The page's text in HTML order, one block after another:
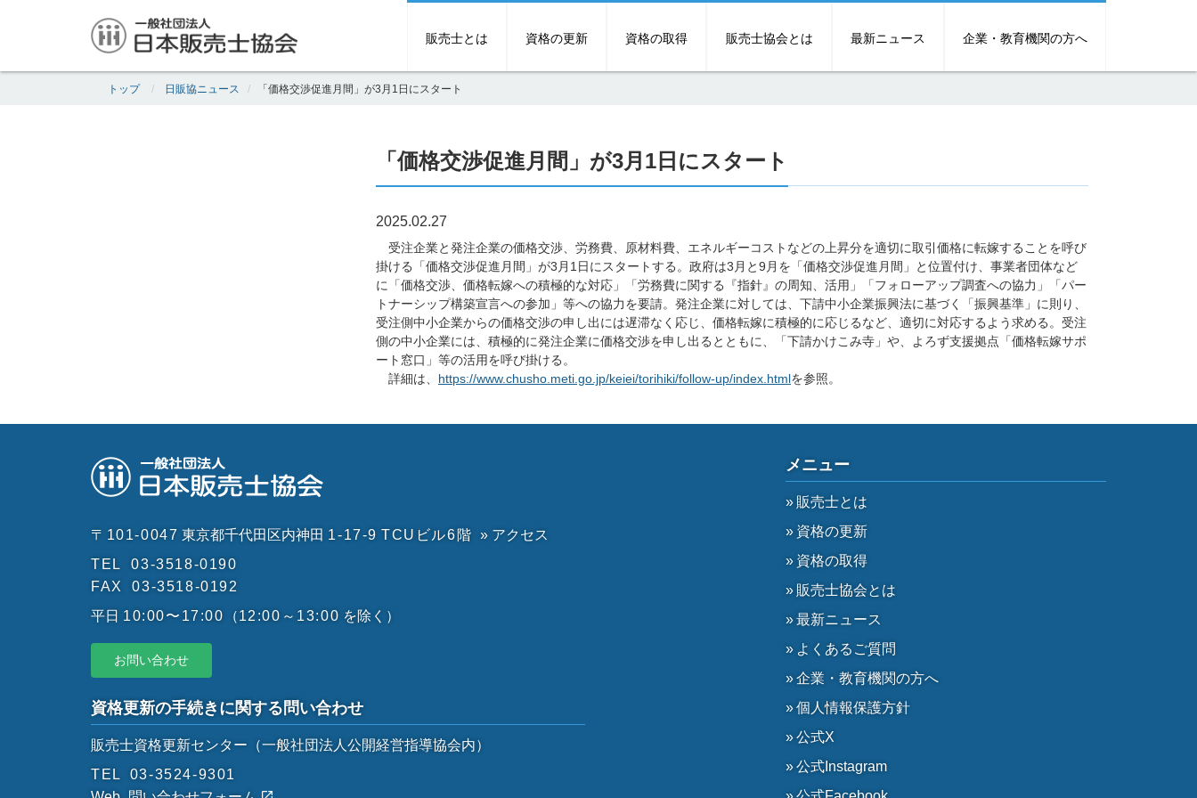
販売士とは 資格の更新 資格の取得 販売士協会とは 最新ニュース 企業・教育機関の方へ
トップ 日販協ニュース 「価格交渉促進月間」が3月1日にスタート
「価格交渉促進月間」が3月1日にスタート
2025.02.27
受注企業と発注企業の価格交渉、労務費、原材料費、エネルギーコストなどの上昇分を適切に取引価格に転嫁することを呼び
掛ける「価格交渉促進月間」が3月1日にスタートする。政府は3月と9月を「価格交渉促進月間」と位置付け、事業者団体など
に「価格交渉、価格転嫁への積極的な対応」「労務費に関する『指針』の周知、活用」「フォローアップ調査への協力」「パー
トナーシップ構築宣言への参加」等への協力を要請。発注企業に対しては、下請中小企業振興法に基づく「振興基準」に則り、
受注側中小企業からの価格交渉の申し出には遅滞なく応じ、価格転嫁に積極的に応じるなど、適切に対応するよう求める。受注
側の中小企業には、積極的に発注企業に価格交渉を申し出るとともに、「下請かけこみ寺」や、よろず支援拠点「価格転嫁サポ
ート窓口」等の活用を呼び掛ける。
詳細は、 https://www.chusho.meti.go.jp/keiei/torihiki/follow-up/index.htmlを参照。
〒101-0047 東京都千代田区内神田 1-17-9 TCUビル6階
» アクセス
TEL
03-3518-0190
FAX
03-3518-0192
平日 10:00〜17:00 （12:00～13:00 を除く）
お問い合わせ
資格更新の手続きに関する問い合わせ
販売士資格更新センター （一般社団法人公開経営指導協会内）
TEL
03-3524-9301
メニュー
販売士とは
資格の更新
資格の取得
販売士協会とは
最新ニュース
よくあるご質問
企業・教育機関の方へ
個人情報保護方針
公式X
公式Instagram